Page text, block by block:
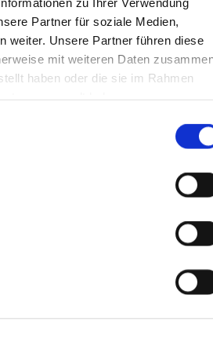
Partner für soziale Medien,
weiter. Unsere Partner führen diese
mit weiteren Daten
haben oder die sie im Rahmen